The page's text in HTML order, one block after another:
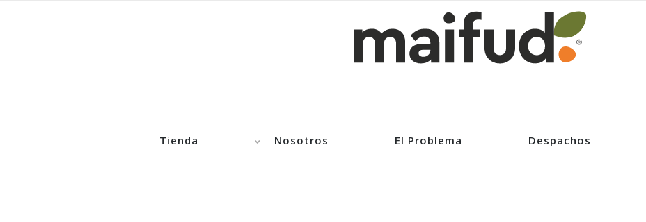
Tienda Nosotros El Problema Despachos